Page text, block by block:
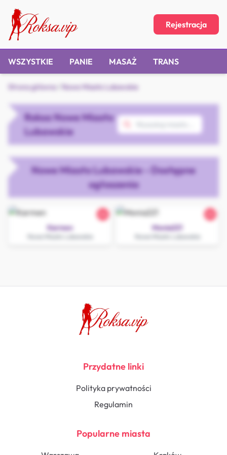
Rejestracja
WSZYSTKIE PANIE MASAŻ TRANS
Strona główna Nowe Miasto Lubawskie
Roksa Nowe Miasto
Lubawskie
Nowe Miasto Lubawskie - Dostępne
ogłoszenia
Karmen Monia221
Przydatne linki
Polityka prywatności
Regulamin
Popularne miasta